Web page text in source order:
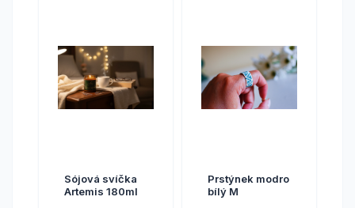
Sójová svíčka
Artemis 180ml
Prstýnek modro
bílý M